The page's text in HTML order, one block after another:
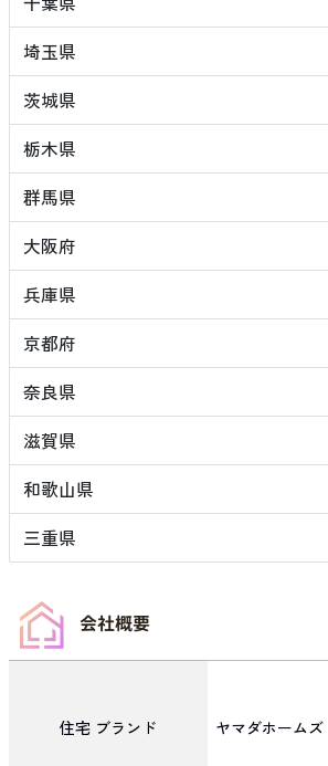
埼玉県
茨城県
栃木県
群馬県
大阪府
兵庫県
京都府
奈良県
滋賀県
和歌山県
三重県
会社概要
住宅 ブランド ヤマダホームズ